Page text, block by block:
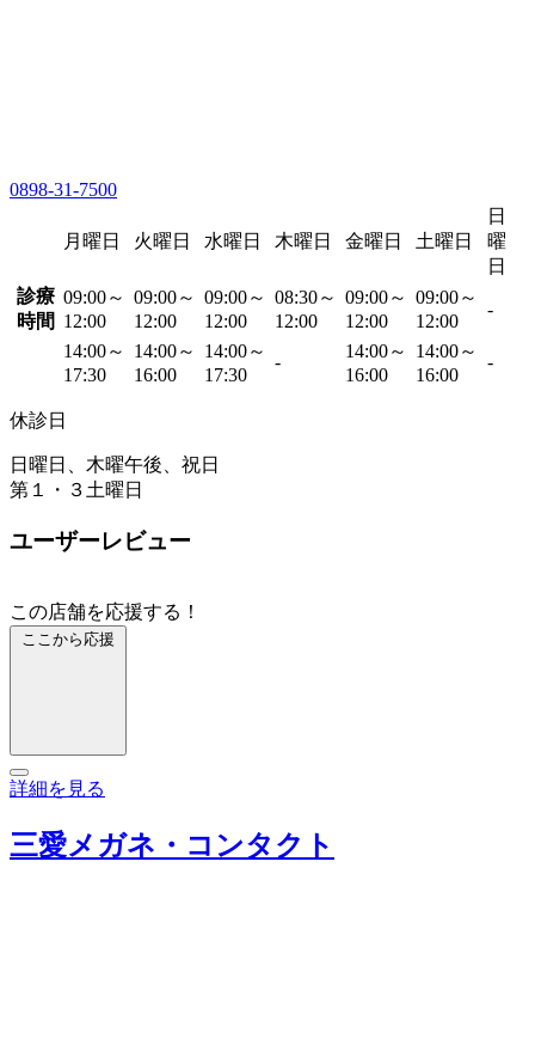
0898-31-7500
月曜日 火曜日 水曜日 木曜日 金曜日 土曜日
日
曜
日
診療
時間
09:00～
12:00
09:00～
12:00
09:00～
12:00
08:30～
12:00
09:00～
12:00
09:00～
12:00
-
14:00～
17:30
14:00～
16:00
14:00～
17:30
-
14:00～
16:00
14:00～
16:00
-
休診日
日曜日、木曜午後、祝日
第１・３土曜日
ユーザーレビュー
この店舗を応援する！
ここから応援
詳細を見る
三愛メガネ・コンタクト